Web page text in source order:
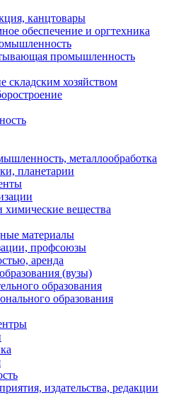
канцтовары
обеспечение и оргтехника
промышленность
складским хозяйством
металлообработка
планетарии
вещества
материалы
профсоюзы
аренда
(вузы)
образования
образования
издательства, редакции